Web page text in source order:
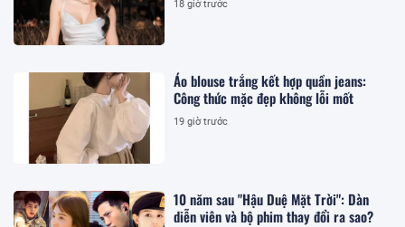
18 giờ trước
Áo blouse trắng kết hợp quần jeans:
Công thức mặc đẹp không lỗi mốt
19 giờ trước
10 năm sau "Hậu Duệ Mặt Trời": Dàn
diễn viên và bộ phim thay đổi ra sao?